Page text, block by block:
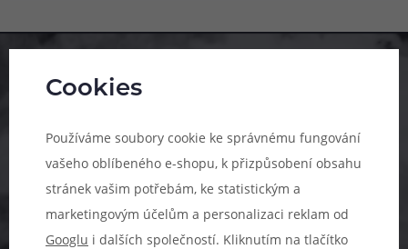
Po–Pá: 09:00–17:00
info@ejuice.cz
kdykoliv
Cookies
Používáme soubory cookie ke správnému fungování
vašeho oblíbeného e-shopu, k přizpůsobení obsahu
stránek vašim potřebám, ke statistickým a
marketingovým účelům a personalizaci reklam od
Googlu i dalších společností. Kliknutím na tlačítko